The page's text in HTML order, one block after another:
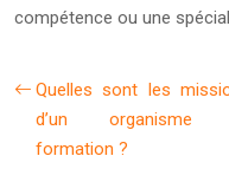
compétence ou une
Quelles sont les
d’un organisme
formation ?